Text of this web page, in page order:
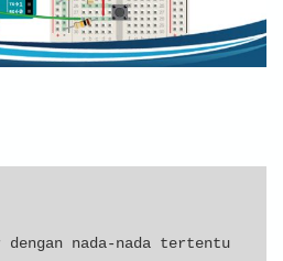
dengan nada-nada tertentu